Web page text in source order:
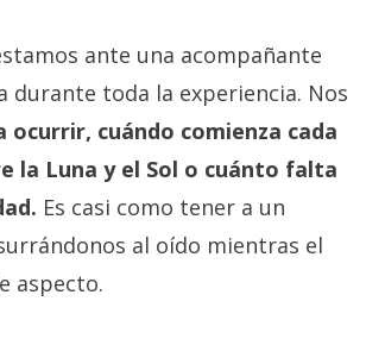
ante una acompañante
durante toda la experiencia. Nos
ocurrir, cuándo comienza cada
la Luna y el Sol o cuánto falta
Es casi como tener a un
al oído mientras el
aspecto.